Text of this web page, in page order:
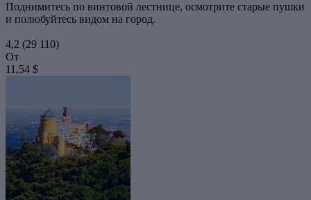
Поднимитесь по винтовой лестнице, осмотрите старые пушки
и полюбуйтесь видом на город.
4,2 (29 110)
От
11,54 $